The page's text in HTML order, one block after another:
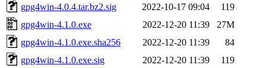
gpg4win-4.0.4.tar.bz2.sig
2022-10-17 09:04
119
gpg4win-4.1.0.exe
2022-12-20 11:39
27M
gpg4win-4.1.0.exe.sha256
2022-12-20 11:39
84
gpg4win-4.1.0.exe.sig
2022-12-20 11:39
119